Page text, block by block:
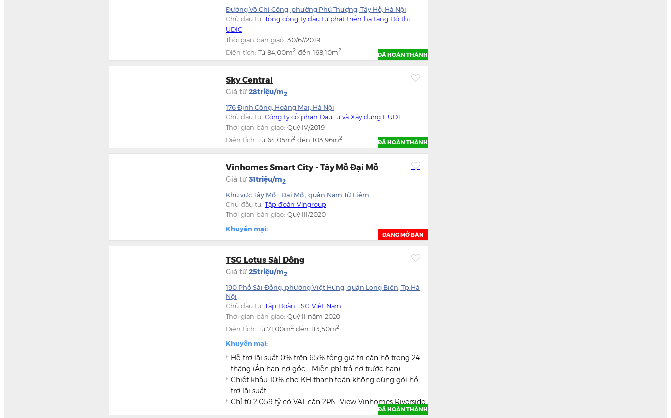
Đường Võ Chí Công, phường Phú Thượng, Tây Hồ, Hà Nội
Chủ đầu tư: Tổng công ty đầu tư phát triển hạ tầng Đô thị
UDIC
ĐÃ HOÀN THÀNH
Thời gian bàn giao: 30/6//2019
Diện tích: Từ 84,00m2 đến 168,10m2
Sky Central
Giá từ 28triệu/m2
176 Định Công, Hoàng Mai, Hà Nội
Chủ đầu tư: Công ty cổ phần Đầu tư và Xây dựng HUD1
ĐÃ HOÀN THÀNH
Thời gian bàn giao: Quý IV/2019
Diện tích: Từ 64,05m2 đến 103,96m2
Vinhomes Smart City - Tây Mỗ Đại Mỗ
Giá từ 31triệu/m2
Khu vực Tây Mỗ - Đại Mỗ , quận Nam Từ Liêm
Chủ đầu tư: Tập đoàn Vingroup
ĐANG MỞ BÁN
Thời gian bàn giao: Quý III/2020
Khuyến mại:
TSG Lotus Sài Đồng
Giá từ 25triệu/m2
190 Phố Sài Đồng, phường Việt Hưng, quận Long Biên, Tp.Hà
Nội
Chủ đầu tư: Tập Đoàn TSG Việt Nam
ĐÃ HOÀN THÀNH
Thời gian bàn giao: Quý II năm 2020
Diện tích: Từ71,00m2 đến 113,50m2
Khuyến mại:
Hỗ trợ lãi suất 0% trên 65% tổng giá trị căn hộ trong 24
tháng (Ân hạn nợ gốc - Miễn phí trả nợ trước hạn)
Chiết khấu 10% cho KH thanh toán không dùng gói hỗ
trợ lãi suất
Chỉ từ 2.059 tỷ có VAT căn 2PN View Vinhomes Riverside
The Harmony.